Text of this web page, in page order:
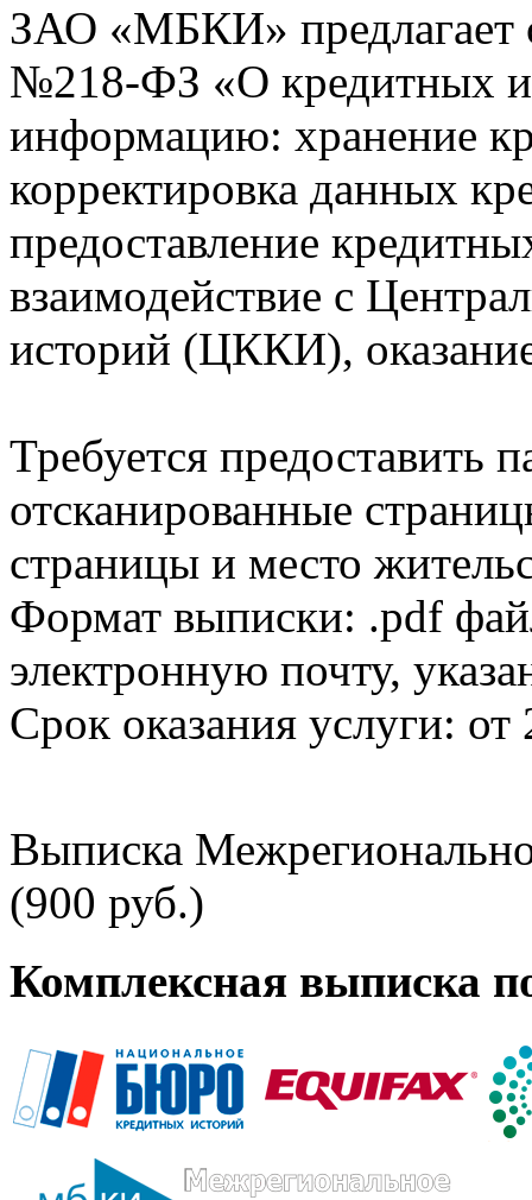
ЗАО «МБКИ» предлагает
№218-ФЗ «О кредитных
информацию: хранение
корректировка данных
предоставление
взаимодействие с
историй (ЦККИ),
Требуется предоставить
отсканированные
страницы и место
Формат выписки: .pdf
электронную почту,
Срок оказания услуги: от
Выписка
(900 руб.)
Комплексная выписка